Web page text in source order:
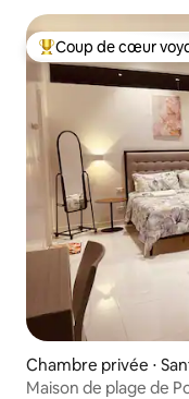
Coups de cœur
Coup de cœur
Chambre privée ⋅
Maison de plage de